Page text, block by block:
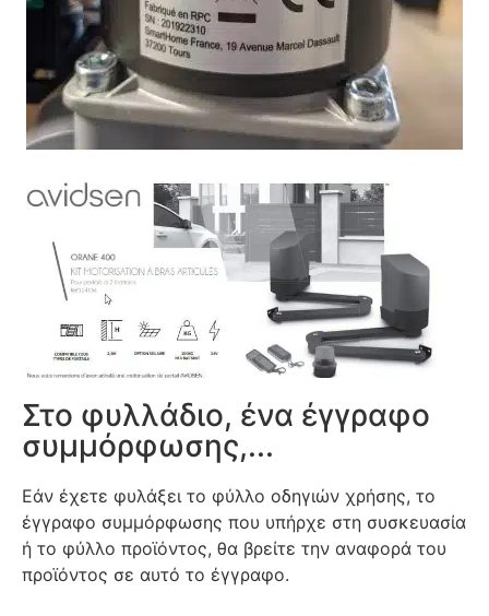
Στο φυλλάδιο, ένα έγγραφο
συμμόρφωσης,...
Εάν έχετε φυλάξει το φύλλο οδηγιών χρήσης, το
έγγραφο συμμόρφωσης που υπήρχε στη συσκευασία
ή το φύλλο προϊόντος, θα βρείτε την αναφορά του
προϊόντος σε αυτό το έγγραφο.